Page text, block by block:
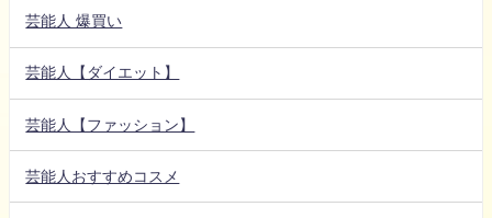
芸能人 爆買い
芸能人【ダイエット】
芸能人【ファッション】
芸能人おすすめコスメ